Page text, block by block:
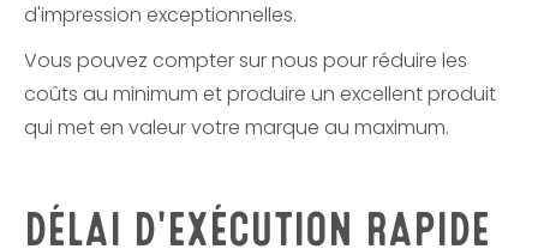
d'impression exceptionnelles.
Vous pouvez compter sur nous pour réduire les
coûts au minimum et produire un excellent produit
qui met en valeur votre marque au maximum.
DÉLAI D'EXÉCUTION RAPIDE